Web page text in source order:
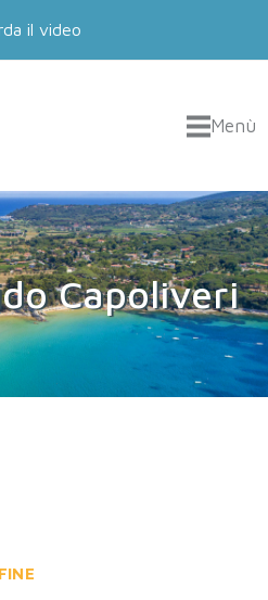
il video
Menù
Capoliveri